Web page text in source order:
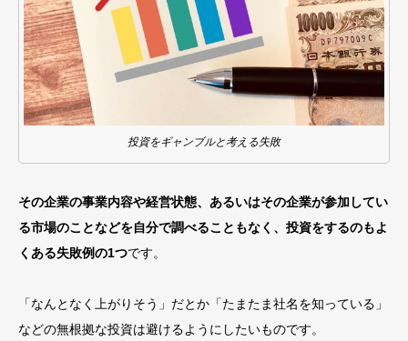
投資をギャンブルと考える失敗
その企業の事業内容や経営状態、あるいはその企業が参加してい
る市場のことなどを自分で調べることもなく、 投資をするのもよ
くある失敗例の1つです。
「なんとなく上がりそう 」 だとか 「たまたま社名を知っている 」
などの無根拠な投資は避けるようにしたいものです。